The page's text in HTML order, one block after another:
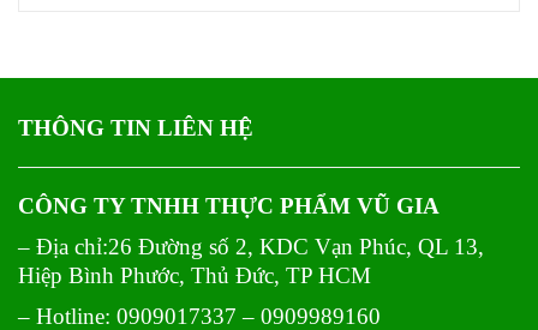
THÔNG TIN LIÊN HỆ
CÔNG TY TNHH THỰC PHẨM VŨ GIA
– Địa chỉ:26 Đường số 2, KDC Vạn Phúc, QL 13,
Hiệp Bình Phước, Thủ Đức, TP HCM
– Hotline: 0909017337 – 0909989160